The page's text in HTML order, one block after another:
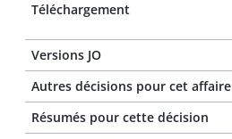
Téléchargement
Versions JO
Autres décisions pour cet affaire
Résumés pour cette décision